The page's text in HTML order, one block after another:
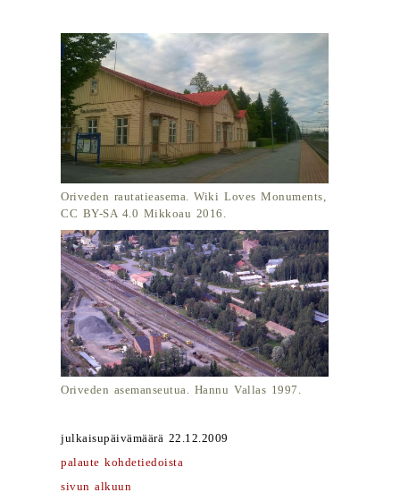
Oriveden rautatieasema. Wiki Loves Monuments,
CC BY-SA 4.0 Mikkoau 2016.
Oriveden asemanseutua. Hannu Vallas 1997.
julkaisupäivämäärä 22.12.2009
palaute kohdetiedoista
sivun alkuun